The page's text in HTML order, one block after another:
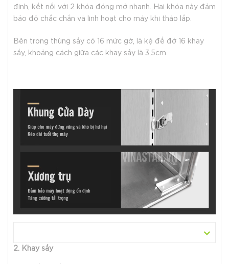
định, kết nối với 2 khóa đóng mở nhanh. Hai khóa này đảm
bảo độ chắc chắn và linh hoạt cho máy khi tháo lắp.
Bên trong thùng sấy có 16 mức gờ, là kệ để đở 16 khay
sấy, khoảng cách giữa các khay sấy là 3,5cm.
2. Khay sấy